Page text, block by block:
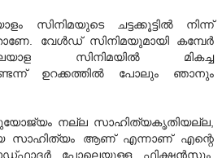
സിനിമയുടെ ചട്ടക്കൂട്ടില്‍ നിന്ന്
വേള്‍ഡ് സിനിമയുമായി കമ്പേര്‍
സിനിമയില്‍ മികച്ച
ഉറക്കത്തില്‍ പോലും ഞാനും
നല്ല സാഹിത്യകൃതിയല്ല,
ആയ സാഹിത്യം ആണ് എന്നാണ് എന്റെ
പോലെയുള്ള ഫിക്ഷന്‍സും,